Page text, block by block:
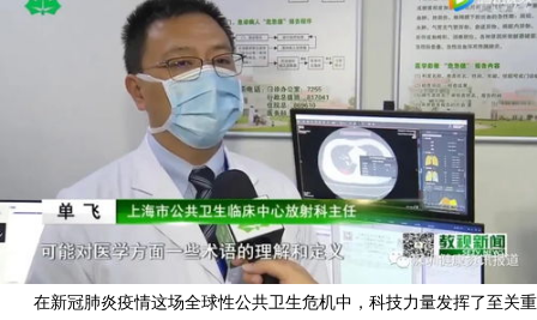
在新冠肺炎疫情这场全球性公共卫生危机中，科技力量发挥了至关重